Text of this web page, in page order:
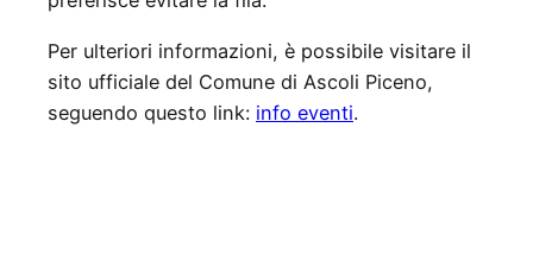
Per ulteriori informazioni, è possibile visitare il
sito ufficiale del Comune di Ascoli Piceno,
seguendo questo link: info eventi.